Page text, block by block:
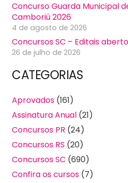
Concurso Guarda Municipal
Camboriú 2026
4 de agosto de 2026
Concursos SC – Editais
26 de julho de 2026
CATEGORIAS
Aprovados (161)
Assinatura Anual (21)
Concursos PR (24)
Concursos RS (20)
Concursos SC (690)
Confira os cursos (7)